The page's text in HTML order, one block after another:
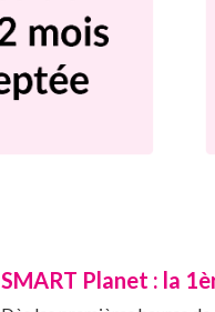
SMART Planet : la